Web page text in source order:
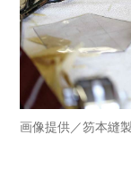
画像提供／笏本縫製